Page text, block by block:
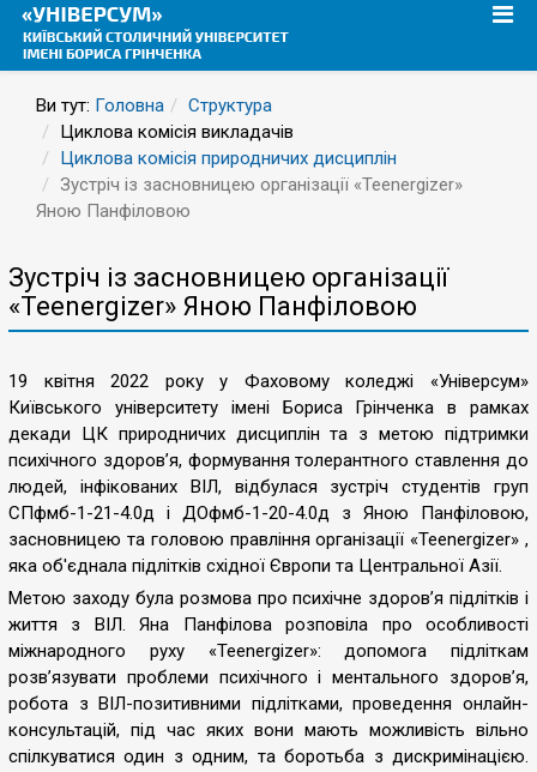
Ви тут: Головна
Структура
Циклова комісія викладачів
Циклова комісія природничих дисциплін
Зустріч із засновницею організації «Teenergizer»
Яною Панфіловою
Зустріч із засновницею організації
«Teenergizer» Яною Панфіловою
19 квітня 2022 року у Фаховому коледжі «Універсум»
Київського університету імені Бориса Грінченка в рамках
декади ЦК природничих дисциплін та з метою підтримки
психічного здоров’я, формування толерантного ставлення до
людей, інфікованих ВІЛ, відбулася зустріч студентів груп
СПфмб-1-21-4.0д і ДОфмб-1-20-4.0д з Яною Панфіловою,
засновницею та головою правління організації «Teenergizer» ,
яка об'єднала підлітків східної Європи та Центральної Азії.
Метою заходу була розмова про психічне здоров’я підлітків і
життя з ВІЛ. Яна Панфілова розповіла про особливості
міжнародного руху «Teenergizer»: допомога підліткам
розв’язувати проблеми психічного і ментального здоров’я,
робота з ВІЛ-позитивними підлітками, проведення онлайн-
консультацій, під час яких вони мають можливість вільно
спілкуватися один з одним, та боротьба з дискримінацією.